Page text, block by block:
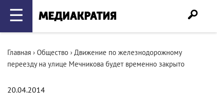
☰
Главная › Общество › Движение по железнодорожному
переезду на улице Мечникова будет временно закрыто
20.04.2014